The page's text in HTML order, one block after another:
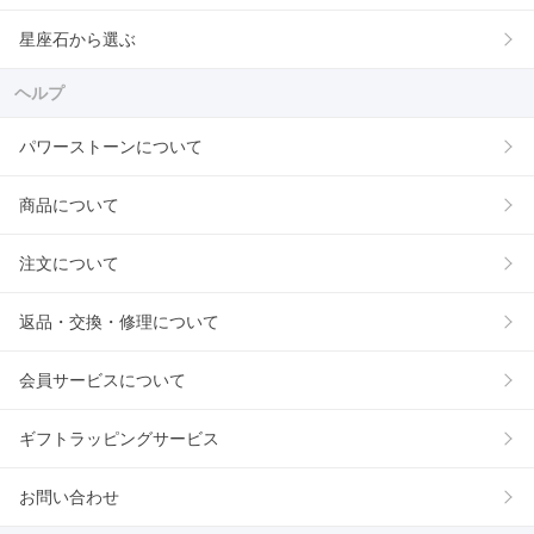
星座石から選ぶ
ヘルプ
パワーストーンについて
商品について
注文について
返品・交換・修理について
会員サービスについて
ギフトラッピングサービス
お問い合わせ